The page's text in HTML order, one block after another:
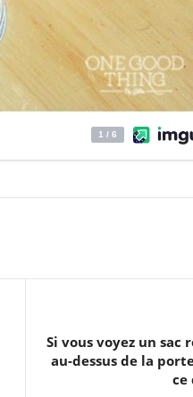
Si vous voyez un sac
au-dessus de la
ce